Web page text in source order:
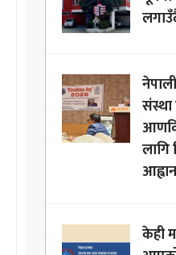
संस्था
लागि
आह्वान
केही